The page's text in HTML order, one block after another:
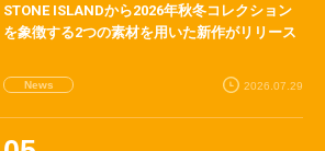
STONE ISLANDから2026年秋冬コレクション
を象徴する2つの素材を用いた新作がリリース
News 2026.07.29